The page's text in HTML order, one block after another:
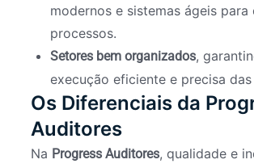
modernos e sistemas ágeis
processos.
Setores bem organizados,
execução eficiente e precisa
Os Diferenciais da
Auditores
Na Progress Auditores, qualidade e